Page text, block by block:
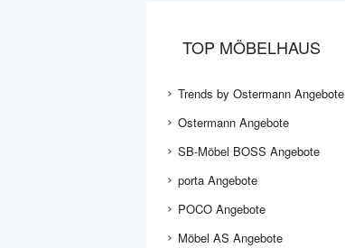
TOP MÖBELHAUS
Trends by Ostermann Angebote
Ostermann Angebote
SB-Möbel BOSS Angebote
porta Angebote
POCO Angebote
Möbel AS Angebote